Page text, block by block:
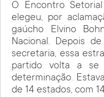
O Encontro
elegeu, por
gaúcho Elvino
Nacional. Depois
secretaria, essa
partido volta a se
determinação.
de 14 estados, com